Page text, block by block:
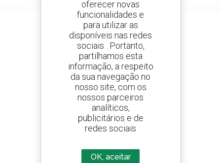
Crie os seus alertas
e receba anúncios de equipamentos usados
800 concessionários
A Manitou em todo o mundo
oferecer novas
funcionalidades e
para utilizar as
disponíveis nas redes
sociais . Portanto,
partilhamos esta
informação, a respeito
da sua navegação no
nosso site, com os
nossos parceiros
analíticos,
publicitários e de
redes sociais
OK, aceitar